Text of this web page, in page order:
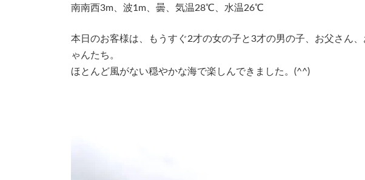
南南西3m、波1m、曇、気温28℃、水温26℃
本日のお客様は、もうすぐ2才の女の子と3才の男の子、お父さん
ゃんたち。
ほとんど風がない穏やかな海で楽しんできました。(^^)